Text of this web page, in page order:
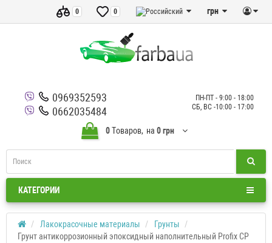
грн
0
0
0969352593
0662035484
ПН-ПТ - 9:00 - 18:00
СБ, ВС -10:00 - 17:00
0Tоваров, на 0 грн
КАТЕГОРИИ
Лакокрасочные материалы
Грунты
Грунт антикоррозионный эпоксидный наполнительный Profix CP